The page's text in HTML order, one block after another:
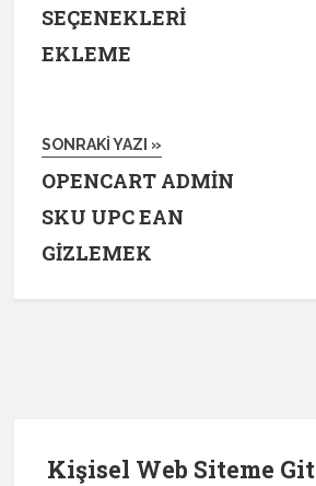
SEÇENEKLERI
EKLEME
SONRAKI YAZI »
OPENCART ADMIN
SKU UPC EAN
GIZLEMEK
Kişisel Web Siteme Git